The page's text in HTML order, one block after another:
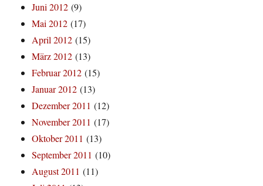
Juni 2012 (9)
Mai 2012 (17)
April 2012 (15)
März 2012 (13)
Februar 2012 (15)
Januar 2012 (13)
Dezember 2011 (12)
November 2011 (17)
Oktober 2011 (13)
September 2011 (10)
August 2011 (11)